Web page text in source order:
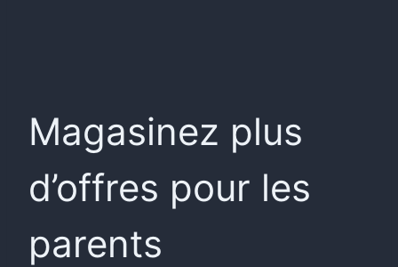
Magasinez plus
d’offres pour les
parents